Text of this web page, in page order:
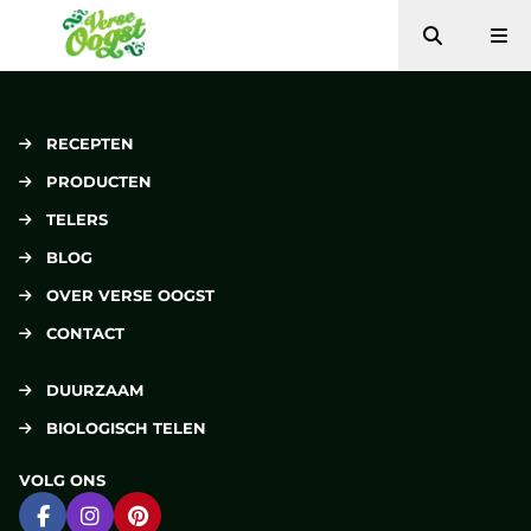
Verse Oogst
Zoeken
RECEPTEN
PRODUCTEN
TELERS
BLOG
OVER VERSE OOGST
CONTACT
DUURZAAM
BIOLOGISCH TELEN
VOLG ONS